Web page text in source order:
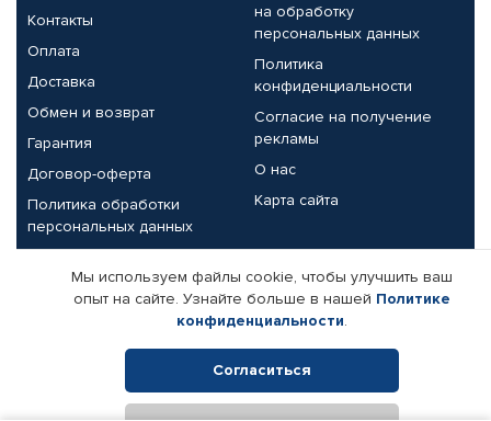
Контакты
Оплата
Доставка
Обмен и возврат
Гарантия
Договор-оферта
Политика обработки
персональных данных
на обработку
персональных данных
Политика
конфиденциальности
Согласие на получение
рекламы
О нас
Карта сайта
Партнерам
Корпоративным клиентам
Поставщикам
Реквизиты компании
Мы используем файлы cookie, чтобы улучшить ваш
опыт на сайте. Узнайте больше в нашей Политике
конфиденциальности.
Согласиться